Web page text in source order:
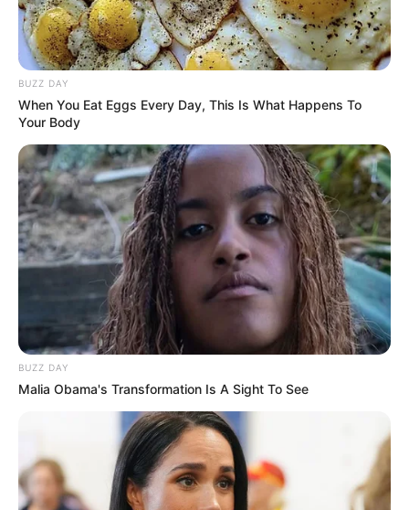
BUZZ DAY
When You Eat Eggs Every Day, This Is What Happens To
Your Body
BUZZ DAY
Malia Obama's Transformation Is A Sight To See